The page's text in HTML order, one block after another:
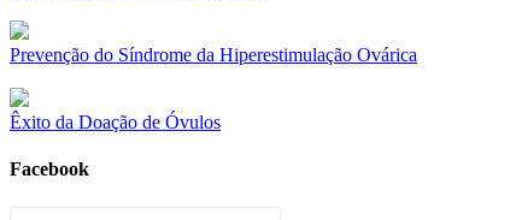
Prevenção do Síndrome da Hiperestimulação Ovárica
Êxito da Doação de Óvulos
Facebook